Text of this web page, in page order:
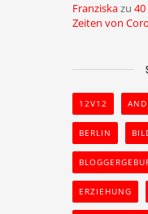
Franziskazu
Zeiten von
12V12
BERLIN
ERZIEHUNG